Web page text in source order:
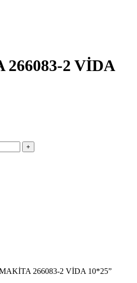
266083-2 VİDA
266083-2 VİDA 10*25”